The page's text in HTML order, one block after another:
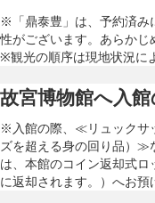
※「鼎泰豊」は、予約済み
性がございます。あらかじ
※観光の順序は現地状況に
故宮博物館へ入
※入館の際、≪リュックサ
ズを超える身の回り品）≫
は、本館のコイン返却式
に返却されます。）へお預